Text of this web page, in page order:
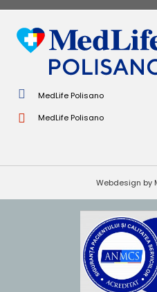
MedLife Polisano
MedLife Polisano
Webdesign by